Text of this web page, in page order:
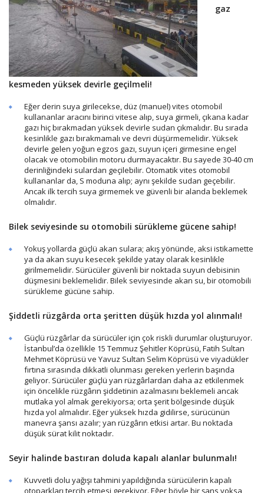
gaz
kesmeden yüksek devirle geçilmeli!
Eğer derin suya girilecekse, düz (manuel) vites otomobil
kullananlar aracını birinci vitese alıp, suya girmeli, çıkana kadar
gazı hiç bırakmadan yüksek devirle sudan çıkmalıdır. Bu sırada
kesinlikle gazı bırakmamalı ve devri düşürmemelidir. Yüksek
devirle gelen yoğun egzos gazı, suyun içeri girmesine engel
olacak ve otomobilin motoru durmayacaktır. Bu sayede 30-40 cm
derinliğindeki sulardan geçilebilir. Otomatik vites otomobil
kullananlar da, S moduna alıp; aynı şekilde sudan geçebilir.
Ancak ilk tercih suya girmemek ve güvenli bir alanda beklemek
olmalıdır.
Bilek seviyesinde su otomobili sürükleme gücene sahip!
Yokuş yollarda güçlü akan sulara; akış yönünde, aksi istikamette
ya da akan suyu kesecek şekilde yatay olarak kesinlikle
girilmemelidir. Sürücüler güvenli bir noktada suyun debisinin
düşmesini beklemelidir. Bilek seviyesinde akan su, bir otomobili
sürükleme gücüne sahip.
Şiddetli rüzgârda orta şeritten düşük hızda yol alınmalı!
Güçlü rüzgârlar da sürücüler için çok riskli durumlar oluşturuyor.
İstanbul’da özellikle 15 Temmuz Şehitler Köprüsü, Fatih Sultan
Mehmet Köprüsü ve Yavuz Sultan Selim Köprüsü ve viyadükler
fırtına sırasında dikkatli olunması gereken yerlerin başında
geliyor. Sürücüler güçlü yan rüzgârlardan daha az etkilenmek
için öncelikle rüzgârın şiddetinin azalmasını beklemeli ancak
mutlaka yol almak gerekiyorsa; orta şerit bölgesinde düşük
hızda yol almalıdır. Eğer yüksek hızda gidilirse, sürücünün
manevra şansı azalır; yan rüzgârın etkisi artar. Bu noktada
düşük sürat kilit noktadır.
Seyir halinde bastıran doluda kapalı alanlar bulunmalı!
Kuvvetli dolu yağışı tahmini yapıldığında sürücülerin kapalı
otoparkları tercih etmesi gerekiyor. Eğer böyle bir şans yoksa